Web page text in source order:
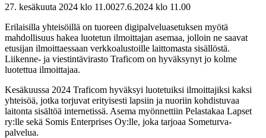
27. kesäkuuta 2024 klo 11.0027.6.2024 klo 11.00
Erilaisilla yhteisöillä on tuoreen digipalveluasetuksen myötä
mahdollisuus hakea luotetun ilmoittajan asemaa, jolloin ne saavat
etusijan ilmoittaessaan verkkoalustoille laittomasta sisällöstä.
Liikenne- ja viestintävirasto Traficom on hyväksynyt jo kolme
luotettua ilmoittajaa.
Kesäkuussa 2024 Traficom hyväksyi luotetuiksi ilmoittajiksi kaksi
yhteisöä, jotka torjuvat erityisesti lapsiin ja nuoriin kohdistuvaa
laitonta sisältöä internetissä. Asema myönnettiin Pelastakaa Lapset
ry:lle sekä Somis Enterprises Oy:lle, joka tarjoaa Someturva-
palvelua.